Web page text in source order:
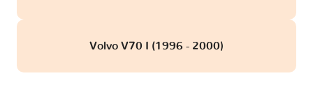
Volvo V70 I (1996 - 2000)